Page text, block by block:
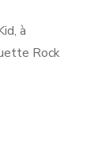
à
Rock